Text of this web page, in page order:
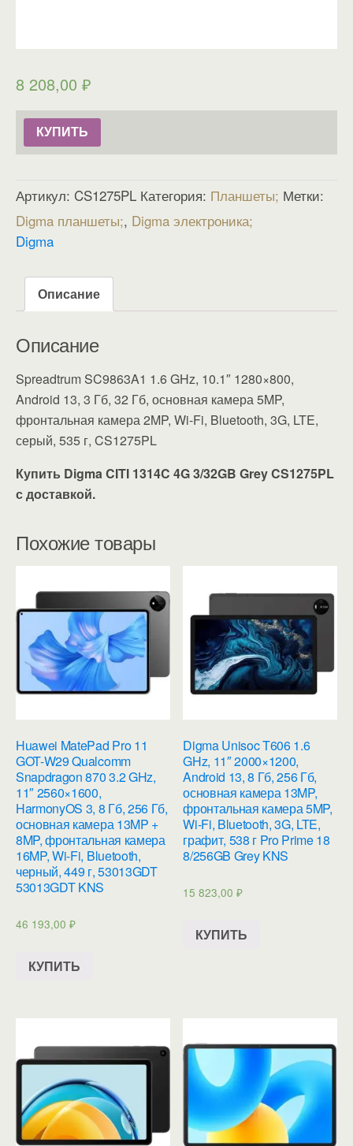
8 208,00 ₽
КУПИТЬ
Артикул: CS1275PL Категория: Планшеты Метки:
Digma планшеты , Digma электроника
Digma
Описание
Описание
Spreadtrum SC9863A1 1.6 GHz, 10.1″ 1280×800,
Android 13, 3 Гб, 32 Гб, основная камера 5MP,
фронтальная камера 2MP, Wi-Fi, Bluetooth, 3G, LTE,
серый, 535 г, CS1275PL
Купить Digma CITI 1314C 4G 3/32GB Grey CS1275PL
с доставкой.
Похожие товары
Huawei MatePad Pro 11
GOT-W29 Qualcomm
Snapdragon 870 3.2 GHz,
11″ 2560×1600,
HarmonyOS 3, 8 Гб, 256 Гб,
основная камера 13MP +
8MP, фронтальная камера
16MP, Wi-Fi, Bluetooth,
черный, 449 г, 53013GDT
53013GDT KNS
46 193,00 ₽
КУПИТЬ
Digma Unisoc T606 1.6
GHz, 11″ 2000×1200,
Android 13, 8 Гб, 256 Гб,
основная камера 13MP,
фронтальная камера 5MP,
Wi-Fi, Bluetooth, 3G, LTE,
графит, 538 г Pro Prime 18
8/256GB Grey KNS
15 823,00₽
КУПИТЬ